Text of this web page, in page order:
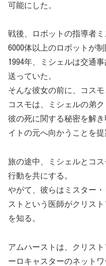
可能にした。
戦後、ロボットの指導者
6000体以上のロボットが制
1994年、ミシェルは交通
送っていた。
そんな彼女の前に、コス
コスモは、ミシェルの弟
彼の死に関する秘密を解
イトの元へ向かうことを提
旅の途中、ミシェルとコ
行動を共にする。
やがて、彼らはミスター
ストという医師がクリス
を知る。
アムハーストは、クリス
ーロキャスターのネット